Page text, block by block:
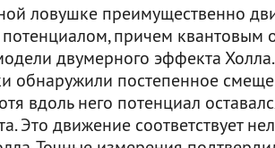
ловушке преимущественно
причем квантовым
двумерного эффекта
обнаружили постепенное
вдоль него потенциал
Это движение соответствует